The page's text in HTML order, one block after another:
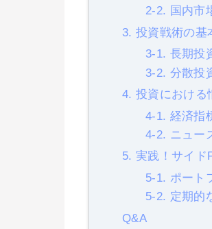
2-2. 国内市
3. 投資戦術の基
3-1. 長期投
3-2. 分散投
4. 投資における
4-1. 経済指
4-2. ニュー
5. 実践！サイド
5-1. ポート
5-2. 定期的
Q&A